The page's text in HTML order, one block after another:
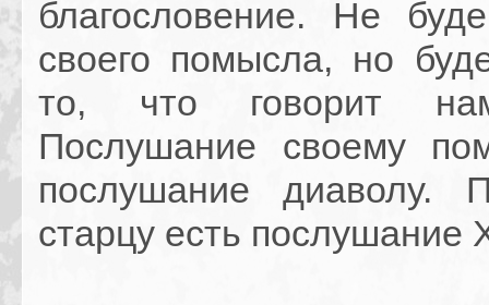
благословение. Не
своего помысла, но
то, что говорит
Послушание своему
послушание диаволу.
старцу есть послушание